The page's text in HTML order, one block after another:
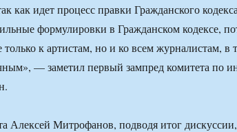
как идет процесс правки Гражданского
формулировки в Гражданском кодексе,
только к артистам, но и ко всем журналистам, в
— заметил первый зампред комитета по
Алексей Митрофанов, подводя итог дискуссии,